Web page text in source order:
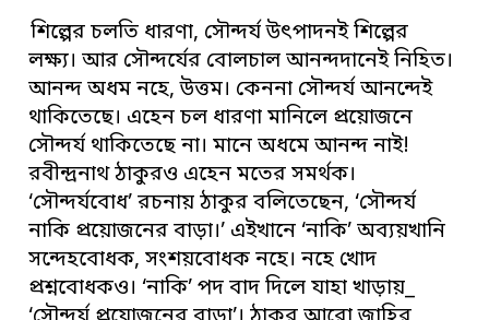
শিল্পের চলতি ধারণা, সৌন্দর্য উৎপাদনই শিল্পের
লক্ষ্য। আর সৌন্দর্যের বোলচাল আনন্দদানেই নিহিত।
আনন্দ অধম নহে, উত্তম। কেননা সৌন্দর্য আনন্দেই
থাকিতেছে। এহেন চল ধারণা মানিলে প্রয়োজনে
সৌন্দর্য থাকিতেছে না। মানে অধমে আনন্দ নাই!
রবীন্দ্রনাথ ঠাকুরও এহেন মতের সমর্থক।
‘সৌন্দর্যবোধ’ রচনায় ঠাকুর বলিতেছেন, ‘সৌন্দর্য
নাকি প্রয়োজনের বাড়া।’ এইখানে ‘নাকি’ অব্যয়খানি
সন্দেহবোধক, সংশয়বোধক নহে। নহে খোদ
প্রশ্নবোধকও। ‘নাকি’ পদ বাদ দিলে যাহা খাড়ায়_